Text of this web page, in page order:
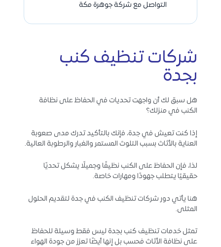
التواصل مع شركة جوهرة مكة
شركات تنظيف كنب
بجدة
هل سبق لك أن واجهت تحديات في الحفاظ على نظافة
الكنب في منزلك؟
إذا كنت تعيش في جدة، فإنك بالتأكيد تدرك مدى صعوبة
العناية بالأثاث بسبب التلوث المستمر والغبار والرطوبة العالية.
لذا، فإن الحفاظ على الكنب نظيفًا وجميلًا يشكل تحديًا
حقيقيًا يتطلب جهودًا ومهارات خاصة.
هنا يأتي دور شركات تنظيف الكنب في جدة لتقديم الحلول
المثلى.
تمثل خدمات تنظيف كنب بجدة ليس فقط وسيلة للحفاظ
على نظافة الأثاث فحسب بل إنها أيضًا تعزز من جودة الهواء